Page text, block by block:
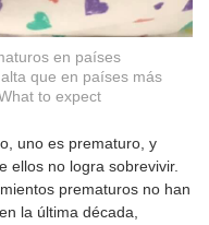
en países
que en países más
to expect
uno es prematuro, y
ellos no logra sobrevivir.
prematuros no han
la última década,